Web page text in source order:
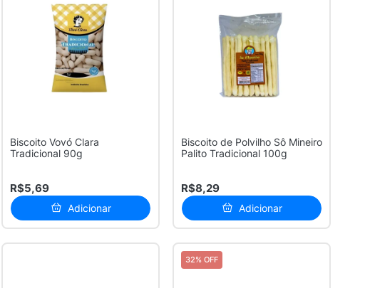
Biscoito Vovó Clara
Tradicional 90g
R$5,69
Adicionar
Biscoito de Polvilho Sô Mineiro
Palito Tradicional 100g
R$8,29
Adicionar
32% OFF